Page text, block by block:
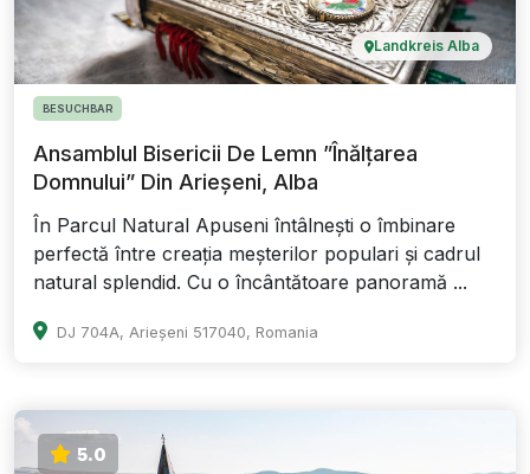
Landkreis Alba
BESUCHBAR
Ansamblul Bisericii De Lemn ”Înălțarea
Domnului” Din Arieșeni, Alba
În Parcul Natural Apuseni întâlnești o îmbinare
perfectă între creația meșterilor populari și cadrul
natural splendid. Cu o încântătoare panoramă ...
DJ 704A, Arieșeni 517040, Romania
5.0